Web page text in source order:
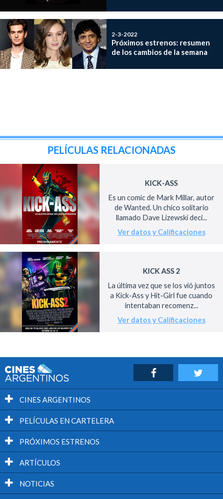
2-3-2022
Próximos estrenos: resumen
de los cambios de la semana
PELÍCULAS RELACIONADAS
KICK-ASS
Es un comic de Mark Millar, autor
de Wanted. Un chico solitario
llamado Dave Lizewski deci...
Ver datos y Calificaciones
KICK ASS 2
La última vez que se los vió juntos
a Kick-Ass y Hit-Girl fue cuando
intentaban recomenz...
Ver datos y Calificaciones
CINES ARGENTINOS
PELÍCULAS EN CARTELERA
PRÓXIMOS ESTRENOS
ARTÍCULOS
NOTICIAS